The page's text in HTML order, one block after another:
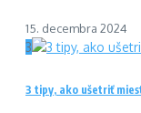
15. decembra 2024
3
3 tipy, ako ušetriť